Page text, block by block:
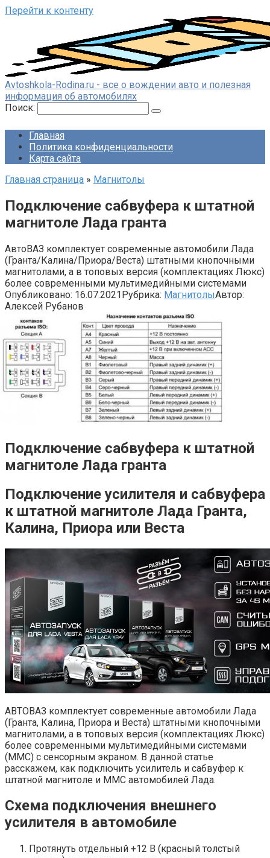
Перейти к контенту
Avtoshkola-Rodina.ru - все о вождении авто и полезная
информация об автомобилях
Поиск:
Главная
Политика конфиденциальности
Карта сайта
Главная страница » Магнитолы
Подключение сабвуфера к штатной
магнитоле Лада гранта
АвтоВАЗ комплектует современные автомобили Лада
(Гранта/Калина/Приора/Веста) штатными кнопочными
магнитолами, а в топовых версия (комплектациях Люкс)
более современными мультимедийными системами
Опубликовано: 16.07.2021Рубрика: МагнитолыАвтор:
Алексей Рубанов
Подключение сабвуфера к штатной
магнитоле Лада гранта
Подключение усилителя и сабвуфера
к штатной магнитоле Лада Гранта,
Калина, Приора или Веста
АВТОВАЗ комплектует современные автомобили Лада
(Гранта, Калина, Приора и Веста) штатными кнопочными
магнитолами, а в топовых версия (комплектациях Люкс)
более современными мультимедийными системами
(ММС) с сенсорным экраном. В данной статье
расскажем, как подключить усилитель и сабвуфер к
штатной магнитоле и ММС автомобилей Лада.
Схема подключения внешнего
усилителя в автомобиле
Протянуть отдельный +12 В (красный толстый